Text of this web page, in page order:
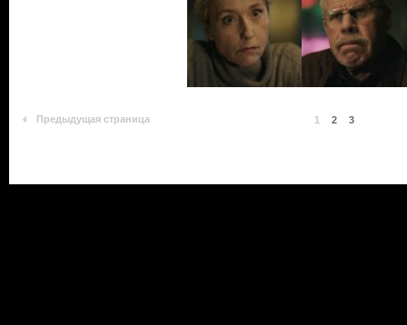
Предыдущая страница 1 2 3